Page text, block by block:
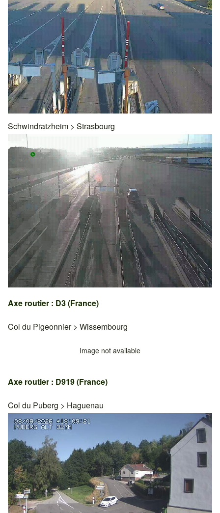
Schwindratzheim > Strasbourg
Axe routier : D3 (France)
Col du Pigeonnier> Wissembourg
Image not available
Axe routier : D919 (France)
Col du Puberg > Haguenau